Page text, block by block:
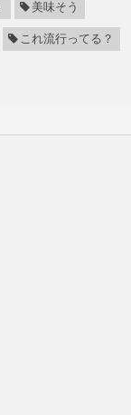
美味そう
これ流行ってる？